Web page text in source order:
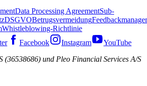
Data Processing AgreementSub-
DSGVOBetrugsvermeidung
Whistleblowing-Richtlinie
Facebook Instagram
YouTube
(36538686) und Pleo Financial Services A/S